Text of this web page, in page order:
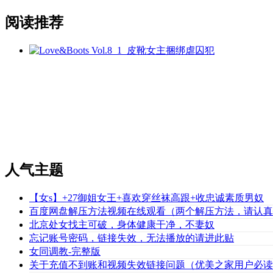
阅读推荐
人气主题
【女s】+27御姐女王+喜欢穿丝袜高跟+收忠诚素质男奴
百度网盘解压方法视频在线观看（两个解压方法，请认真
北京处女找主可破，身体健康干净，不妻奴
忘记账号密码，链接失效，无法播放的请进此贴
女同调教-完整版
关于充值不到账和视频失效链接问题（优美之家用户必读